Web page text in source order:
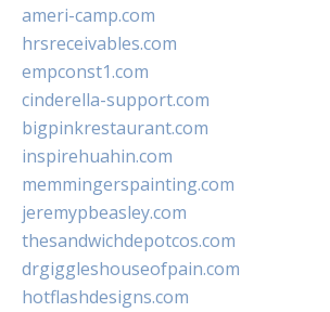
ameri-camp.com
hrsreceivables.com
empconst1.com
cinderella-support.com
bigpinkrestaurant.com
inspirehuahin.com
memmingerspainting.com
jeremypbeasley.com
thesandwichdepotcos.com
drgiggleshouseofpain.com
hotflashdesigns.com